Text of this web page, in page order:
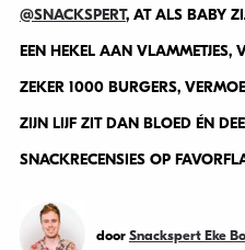
@SNACKSPERT, AT ALS BABY
EEN HEKEL AAN VLAMMETJES,
ZEKER 1000 BURGERS,
ZIJN LIJF ZIT DAN BLOED ÉN
SNACKRECENSIES OP
door Snackspert Eke